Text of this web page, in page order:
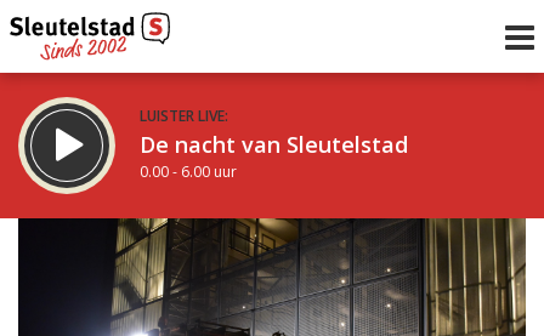
LUISTER LIVE:
De nacht van Sleutelstad
0.00 - 6.00 uur
De ochtend van Sleutelstad
6.00 - 12.00 uur
uur 1 van 0 Volgend uur